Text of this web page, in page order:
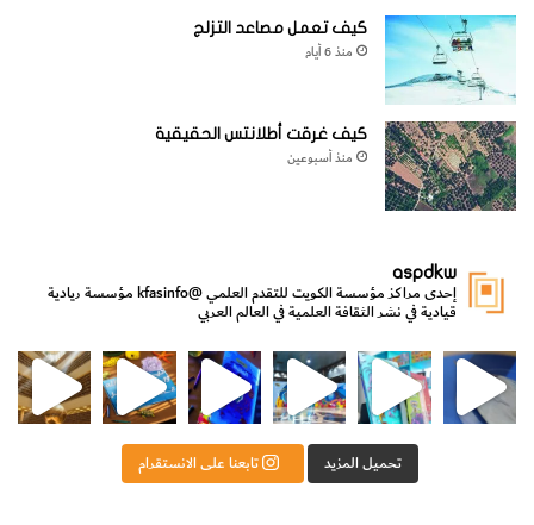
كيف تعمل مصاعد التزلج
منذ 6 أيام
كيف غرقت أطلانتس الحقيقية
منذ أسبوعين
aspdkw
إحدى مراكز مؤسسة الكويت للتقدم العلمي@kfasinfo مؤسسة ريادية
قيادية في نشر الثقافة العلمية في العالم العربي
لشؤون الش
من الأعماق نكتشف ومن الكتب نتعلّم
⁨ ⁨ نتشرف بدعوتكم لزيارة جناح التقدم العلمي للنشر ⁨ رجعنا! ما كنّا بعيد! مجهزين لكم كل جديد!⁩
تحميل المزيد تابعنا على الانستقرام